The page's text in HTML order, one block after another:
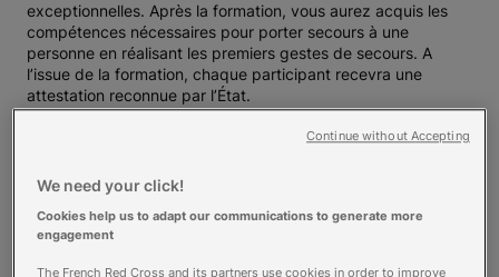
exceptionnelles. Après la formation, vous aurez acquis les
compétences nécessaires pour porter secours à une
personne en réalisant les premiers gestes de secours. A
l’issue de la formation, chaque participant recevra une
attestation reconnue par l’État.
We need your click!
Cookies help us to adapt our communications to generate more
engagement
The French Red Cross and its partners use cookies in order to improve
Continue without Accepting